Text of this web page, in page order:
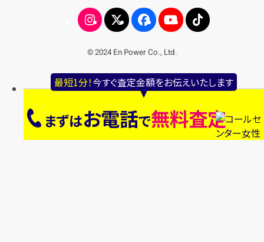
最短1分！今すぐ査定金額をお伝えいたします
まずはお電話で無料査定
© 2024 En Power Co., Ltd.